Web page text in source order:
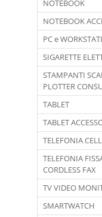
NOTEBOOK
NOTEBOOK
PC e
SIGARETTE
STAMPANTI
PLOTTER
TABLET
TABLET
TELEFONIA
TELEFONIA
CORDLESS FAX
TV VIDEO
SMARTWATCH